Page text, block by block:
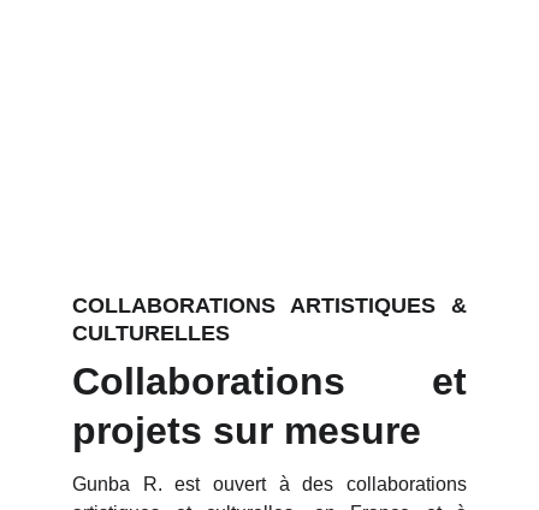
COLLABORATIONS ARTISTIQUES &
CULTURELLES
Collaborations et
projets sur mesure
Gunba R. est ouvert à des collaborations